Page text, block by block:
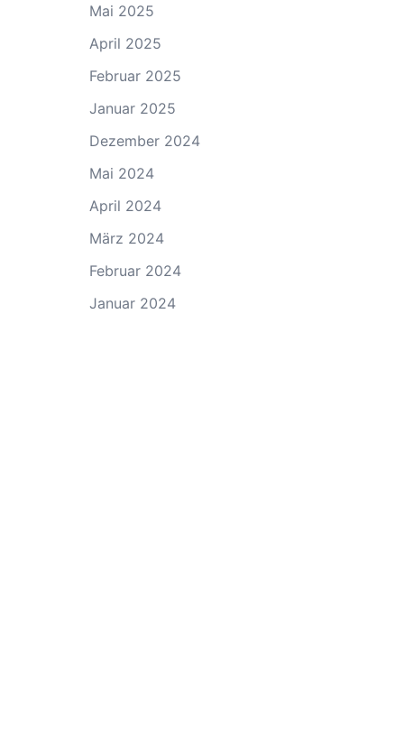
Mai 2025
April 2025
Februar 2025
Januar 2025
Dezember 2024
Mai 2024
April 2024
März 2024
Februar 2024
Januar 2024